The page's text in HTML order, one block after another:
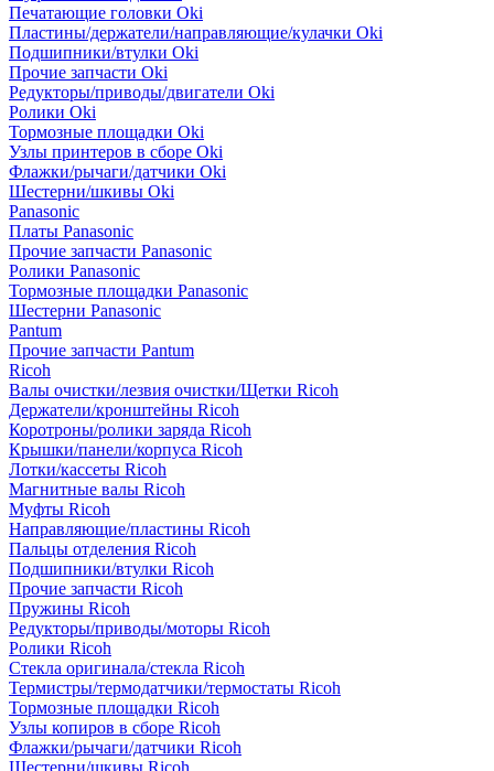
Печатающие головки Oki
Пластины/держатели/направляющие/кулачки Oki
Подшипники/втулки Oki
Прочие запчасти Oki
Редукторы/приводы/двигатели Oki
Ролики Oki
Тормозные площадки Oki
Узлы принтеров в сборе Oki
Флажки/рычаги/датчики Oki
Шестерни/шкивы Oki
Panasonic
Платы Panasonic
Прочие запчасти Panasonic
Ролики Panasonic
Тормозные площадки Panasonic
Шестерни Panasonic
Pantum
Прочие запчасти Pantum
Ricoh
Валы очистки/лезвия очистки/Щетки Ricoh
Держатели/кронштейны Ricoh
Коротроны/ролики заряда Ricoh
Крышки/панели/корпуса Ricoh
Лотки/кассеты Ricoh
Магнитные валы Ricoh
Муфты Ricoh
Направляющие/пластины Ricoh
Пальцы отделения Ricoh
Подшипники/втулки Ricoh
Прочие запчасти Ricoh
Пружины Ricoh
Редукторы/приводы/моторы Ricoh
Ролики Ricoh
Стекла оригинала/стекла Ricoh
Термистры/термодатчики/термостаты Ricoh
Тормозные площадки Ricoh
Узлы копиров в сборе Ricoh
Флажки/рычаги/датчики Ricoh
Шестерни/шкивы Ricoh